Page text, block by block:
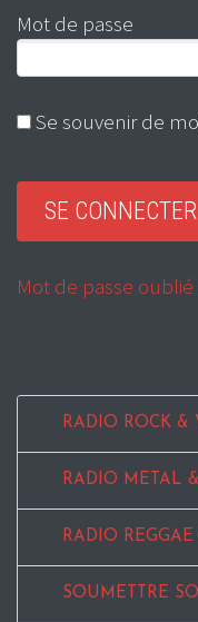
Mot de passe
Se souvenir de
Mot de passe oublié
RADIO ROCK &
RADIO METAL
RADIO
SOUMETTRE